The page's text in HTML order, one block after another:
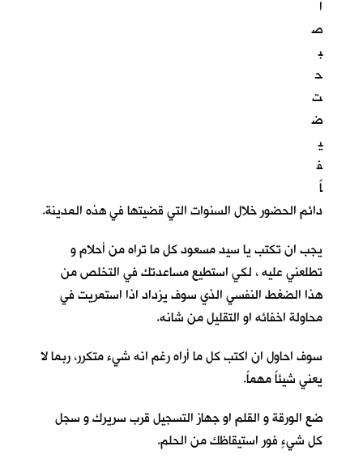
ا
ص
ب
ح
ت
ض
ي
ف
اً
دائم الحضور خلال السنوات التي قضيتها في هذه المدينة.
يجب ان تكتب يا سيد مسعود كل ما تراه من أحلام و
تطلعني عليه ، لكي استطيع مساعدتك في التخلص من
هذا الضغط النفسي الذي سوف يزداد اذا استمريت في
محاولة اخفائه او التقليل من شانه.
سوف احاول ان اكتب كل ما أراه رغم انه شيء متكرر، ربما لا
يعني شيئاً مهماً.
ضع الورقة و القلم او جهاز التسجيل قرب سريرك و سجل
كل شيءٍ فور استيقاظك من الحلم.